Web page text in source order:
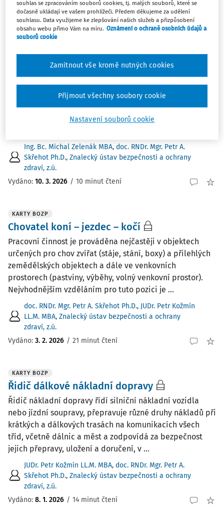
ústav bezpečnosti a ochrany zdraví, z.ú.
Vydáno:7. 4. 2026 / 12 minut čtení
KARTY BOZP
Energetický specialista
Charakteristickým místem výkonu práce jsou vnitřní a
vnější prostory budov a také venkovní prostředí, často
v náročném terénu. Zpracovávání získaných informací a
naměřených dat je následně prováděno na
Ing. Bc. Michal Zelenák MBA, doc. RNDr. Mgr. Petr A.
Skřehot Ph.D., Znalecký ústav bezpečnosti a ochrany
zdraví, z.ú.
Vydáno: 10. 3. 2026 / 10 minut čtení
KARTY BOZP
Chovatel koní – jezdec – kočí
Pracovní činnost je prováděna nejčastěji v objektech
určených pro chov zvířat (stáje, stání, boxy) a přilehlých
zemědělských objektech a dále ve venkovních
prostorech (pastviny, výběhy, volný venkovní prostor).
Nejvhodnějším vzděláním pro tuto pozici je ...
doc. RNDr. Mgr. Petr A. Skřehot Ph.D., JUDr. Petr Kožmín
LL.M. MBA, Znalecký ústav bezpečnosti a ochrany
zdraví, z.ú.
Vydáno: 3. 2. 2026 / 21 minut čtení
KARTY BOZP
Řidič dálkové nákladní dopravy
Řidič nákladní dopravy řídí silniční nákladní vozidla
nebo jízdní soupravy, přepravuje různé druhy nákladů při
krátkých a dálkových trasách na komunikacích všech
tříd, včetně dálnic a měst a zodpovídá za bezpečnost
jejich přepravy, uložení a doručení, v ...
JUDr. Petr Kožmín LL.M. MBA, doc. RNDr. Mgr. Petr A.
Skřehot Ph.D., Znalecký ústav bezpečnosti a ochrany
zdraví, z.ú.
Vydáno: 8. 1. 2026 / 14 minut čtení
souhlas se zpracováním souborů cookies, tj. malých souborů, které se
dočasně ukládají ve vašem prohlížeči. Předem děkujeme za udělení
souhlasu. Data využijeme ke zlepšování našich služeb a přizpůsobení
obsahu webu přímo Vám na míru. Oznámení o ochraně osobních údajů a
souborů cookie
Nastavení souborů cookie
Zamítnout vše kromě nutných cookies
Přijmout všechny soubory cookie